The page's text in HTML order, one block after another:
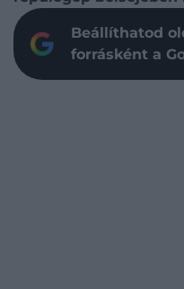
Beállíthatod
forrásként a